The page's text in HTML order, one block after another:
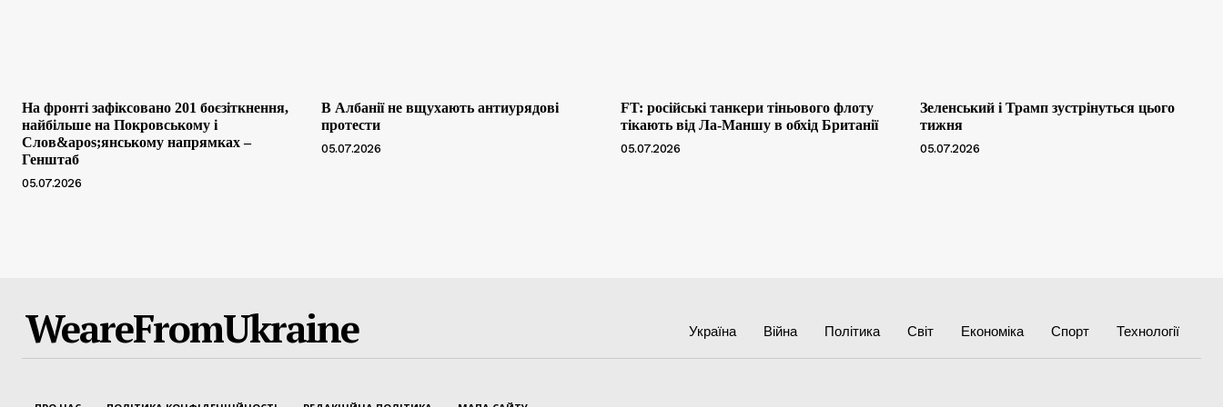
На фронті зафіксовано 201 боєзіткнення,
найбільше на Покровському і
Слов&apos;янському напрямках –
Генштаб
05.07.2026
В Албанії не вщухають антиурядові
протести
05.07.2026
FT: російські танкери тіньового флоту
тікають від Ла-Маншу в обхід Британії
05.07.2026
Зеленський і Трамп зустрінуться цього
тижня
05.07.2026
WeareFromUkraine Україна Війна Політика Світ Економіка Спорт Технології